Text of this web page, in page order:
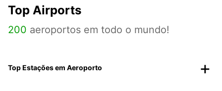
Top Airports
200 aeroportos em todo o mundo!
Top Estações em Aeroporto